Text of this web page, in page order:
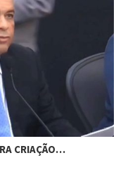
CRIAÇÃO…